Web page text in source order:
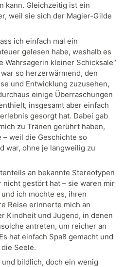
kann. Gleichzeitig ist ein
weil sie sich der Magier-Gilde
ich einfach mal ein
gelesen habe, weshalb es
Wahrsagerin kleiner Schicksale“
so herzerwärmend, den
und Entwicklung zuzusehen,
einige Überraschungen
insgesamt aber einfach
gesorgt hat. Dabei gab
zu Tränen gerührt haben,
– weil die Geschichte so
war, ohne je langweilig zu
an bekannte Stereotypen
nicht gestört hat – sie waren mir
ich mochte es, ihren
Reise erinnerte mich an
Kindheit und Jugend, in denen
antreten, um reicher an
hat einfach Spaß gemacht und
Seele.
bildlich, doch ein wenig